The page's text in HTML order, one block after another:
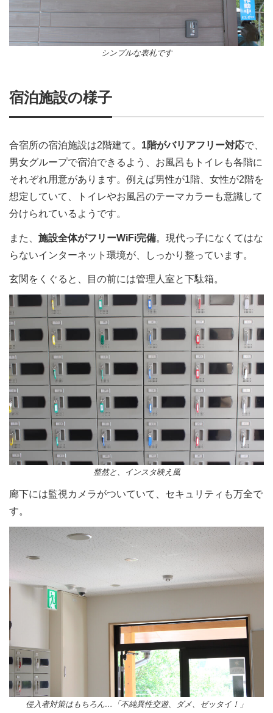
シンプルな表札です
宿泊施設の様子
合宿所の宿泊施設は2階建て。 1階がバリアフリー対応で、
男女グループで宿泊できるよう、お風呂もトイレも各階に
それぞれ用意があります。例えば男性が1階、女性が2階を
想定していて、トイレやお風呂のテーマカラーも意識して
分けられているようです。
また、 施設全体がフリーWiFi完備。現代っ子になくてはな
らないインターネット環境が、しっかり整っています。
玄関をくぐると、目の前には管理人室と下駄箱。
整然と、インスタ映え風
廊下には監視カメラがついていて、セキュリティも万全で
す。
侵入者対策はもちろん…「不純異性交遊、ダメ、ゼッタイ！」